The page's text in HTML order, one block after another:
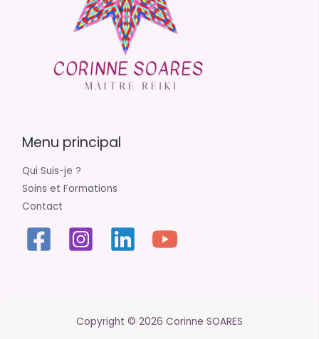
Menu principal
Qui Suis-je ?
Soins et Formations
Contact
Copyright © 2026 Corinne SOARES